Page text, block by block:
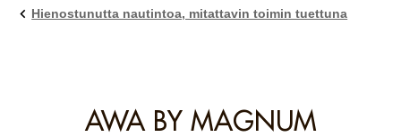
Hienostunutta nautintoa, mitattavin toimin tuettuna
AWA BY MAGNUM